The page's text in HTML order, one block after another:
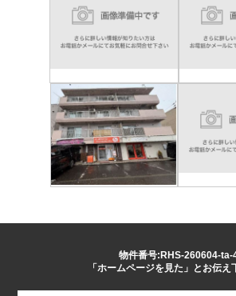
物件番号:RHS-260604-ta-
「ホームページを見た」とお伝え